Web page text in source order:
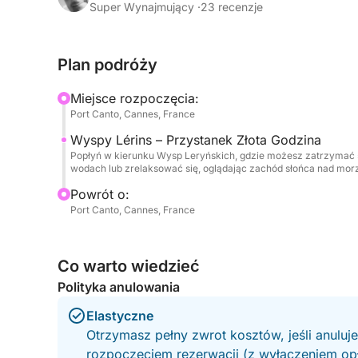
kąpiel, relaks na pokładzie lub po prostu
Wszystko na pokładzie zostało
tego, czy pijesz drinka, cieszysz się spokojem
Delikatne światło zachodzącego słońca
Gdy słońce chowa się za horyzontem, linia
Idealne dla par, przyjaciół lub małych grup, to
prawdziwą istotę Riwiery: naturalne piękno,
Super Wynajmujący ·23 recenzje
Plan podróży
Miejsce rozpoczęcia:
Port Canto, Cannes, France
Wyspy Lérins – Przystanek Złota Godzina
Popłyń w kierunku Wysp Leryńskich, gdzie możesz
wodach lub zrelaksować się, oglądając zachód słońca nad
Powrót o:
Port Canto, Cannes, France
Co warto wiedzieć
Polityka anulowania
Elastyczne
Otrzymasz pełny zwrot kosztów, jeśli
rozpoczęciem rezerwacji (z wyłączeniem